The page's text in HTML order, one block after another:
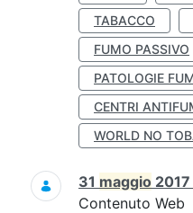
TABACCO
FUMO PASSIVO
PATOLOGIE
CENTRI
WORLD NO
31 maggio
Contenuto Web